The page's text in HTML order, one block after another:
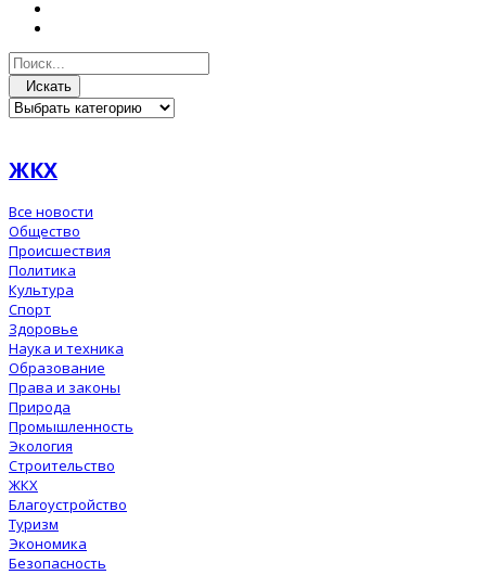
Искать
ЖКХ
Все новости
Общество
Происшествия
Политика
Культура
Спорт
Здоровье
Наука и техника
Образование
Права и законы
Природа
Промышленность
Экология
Строительство
ЖКХ
Благоустройство
Туризм
Экономика
Безопасность